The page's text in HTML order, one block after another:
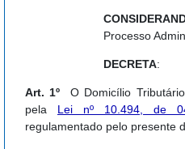
Processo
DECRETA:
Art. 1º O Domicílio
pela Lei nº 10.494, de
regulamentado pelo presente